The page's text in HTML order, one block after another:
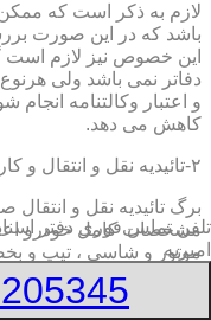
لازم به ذکر است که
باشد که در این صورت
این خصوص نیز لازم است
دفاتر نمی باشد ولی
و اعتبار وکالتنامه انجام
کاهش می دهد.
۲-تائیدیه نقل و انتقال و کارت سبز (شناسنامه مالکیت)
برگ تائیدیه نقل و
مشخصات کامل خودرو
صدر صفحه و مشخصات
سجلی و شماره ملی و
تلفن تماس فوری دفتر
امیریه